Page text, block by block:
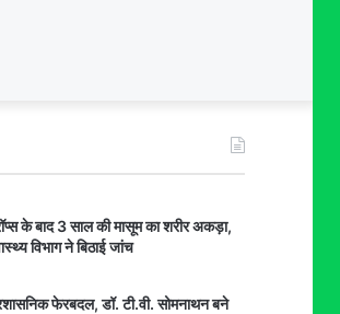
के बाद 3 साल की मासूम का शरीर अकड़ा,
विभाग ने बिठाई जांच
फेरबदल, डॉ. टी.वी. सोमनाथन बने